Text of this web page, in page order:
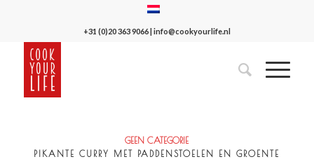
+31 (0)20 363 9066| info@cookyourlife.nl
GEEN CATEGORIE
PIKANTE CURRY MET PADDENSTOELEN EN GROENTE